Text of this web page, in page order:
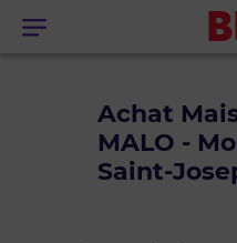
Menu
Achat
MALO -
Saint-